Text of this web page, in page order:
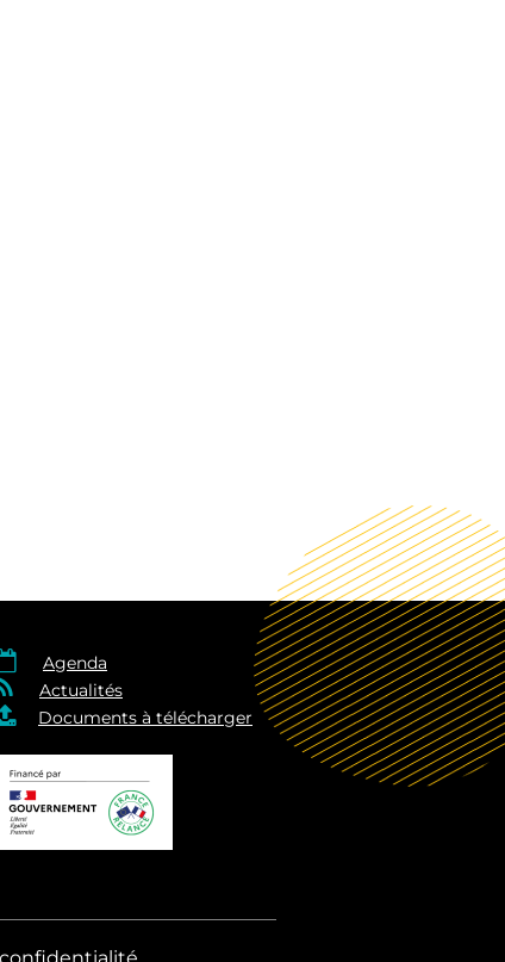
Agenda
Actualités
Documents à télécharger